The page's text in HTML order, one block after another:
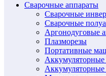
Сварочные аппараты
Сварочные
Сварочные
Аргонодуговые
Плазморезы
Портативные
Аккумуляторные